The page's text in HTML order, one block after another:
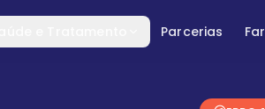
Parcerias